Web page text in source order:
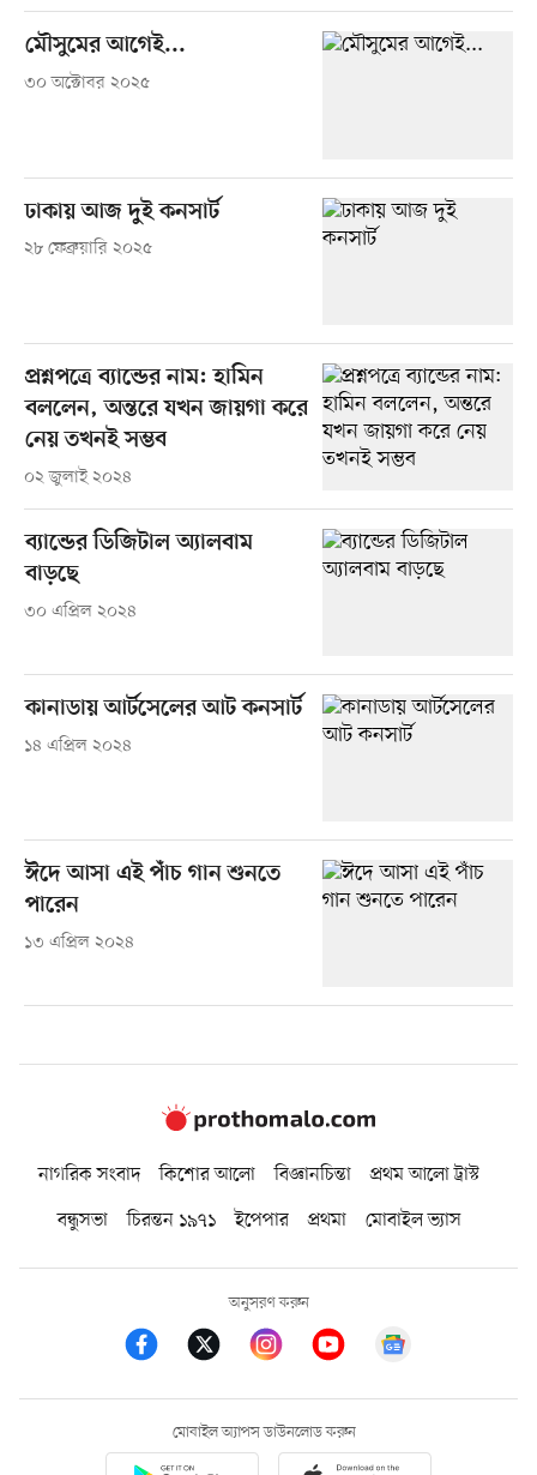
মৌসুমের আগেই...
৩০ অক্টোবর ২০২৫
ঢাকায় আজ দুই কনসার্ট
২৮ ফেব্রুয়ারি ২০২৫
প্রশ্নপত্রে ব্যান্ডের নাম: হামিন
বললেন, অন্তরে যখন জায়গা করে
নেয় তখনই সম্ভব
০২ জুলাই ২০২৪
ব্যান্ডের ডিজিটাল অ্যালবাম
বাড়ছে
৩০ এপ্রিল ২০২৪
কানাডায় আর্টসেলের আট কনসার্ট
১৪ এপ্রিল ২০২৪
ঈদে আসা এই পাঁচ গান শুনতে
পারেন
১৩ এপ্রিল ২০২৪
নাগরিক সংবাদ কিশোর আলো বিজ্ঞানচিন্তা
প্রথম আলো ট্রাস্ট
বন্ধুসভা
চিরন্তন ১৯৭১ ইপেপার প্রথমা মোবাইল ভ্যাস
অনুসরণ করুন
মোবাইল অ্যাপস ডাউনলোড করুন